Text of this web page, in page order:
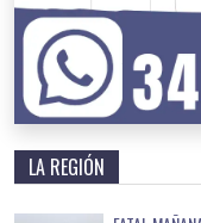
LA REGIÓN